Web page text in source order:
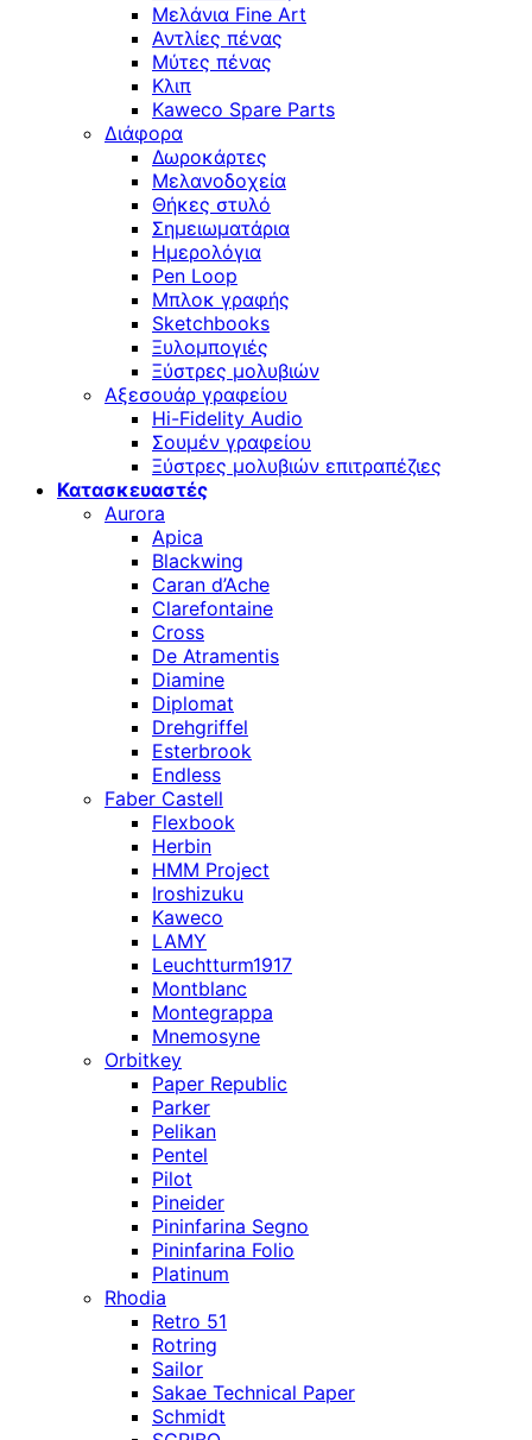
Μελάνια Fine Art
Αντλίες πένας
Μύτες πένας
Κλιπ
Kaweco Spare Parts
Διάφορα
Δωροκάρτες
Μελανοδοχεία
Θήκες στυλό
Σημειωματάρια
Ημερολόγια
Pen Loop
Μπλοκ γραφής
Sketchbooks
Ξυλομπογιές
Ξύστρες μολυβιών
Αξεσουάρ γραφείου
Hi-Fidelity Audio
Σουμέν γραφείου
Ξύστρες μολυβιών επιτραπέζιες
Κατασκευαστές
Aurora
Apica
Blackwing
Caran d’Ache
Clarefontaine
Cross
De Atramentis
Diamine
Diplomat
Drehgriffel
Esterbrook
Endless
Faber Castell
Flexbook
Herbin
HMM Project
Iroshizuku
Kaweco
LAMY
Leuchtturm1917
Montblanc
Montegrappa
Mnemosyne
Orbitkey
Paper Republic
Parker
Pelikan
Pentel
Pilot
Pineider
Pininfarina Segno
Pininfarina Folio
Platinum
Rhodia
Retro 51
Rotring
Sailor
Sakae Technical Paper
Schmidt